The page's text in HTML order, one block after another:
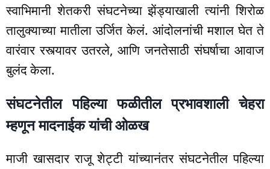
स्वाभिमानी शेतकरी संघटनेच्या झेंड्याखाली त्यांनी शिरोळ
तालुक्याच्या मातीला उर्जित केलं. आंदोलनांची मशाल घेत ते
वारंवार रस्त्यावर उतरले, आणि जनतेसाठी संघर्षाचा आवाज
बुलंद केला.
संघटनेतील पहिल्या फळीतील प्रभावशाली चेहरा
म्हणून मादनाईक यांची ओळख
माजी खासदार राजू शेट्टी यांच्यानंतर संघटनेतील पहिल्या